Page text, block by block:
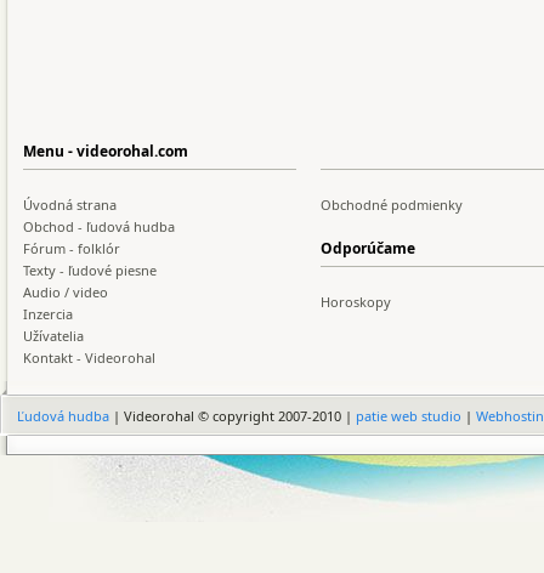
Menu - videorohal.com
Úvodná strana
Obchod - ľudová hudba
Fórum - folklór
Texty - ľudové piesne
Audio / video
Inzercia
Užívatelia
Kontakt - Videorohal
Obchodné podmienky
Odporúčame
Horoskopy
Ľudová hudba | Videorohal © copyright 2007-2010 | patie web studio |